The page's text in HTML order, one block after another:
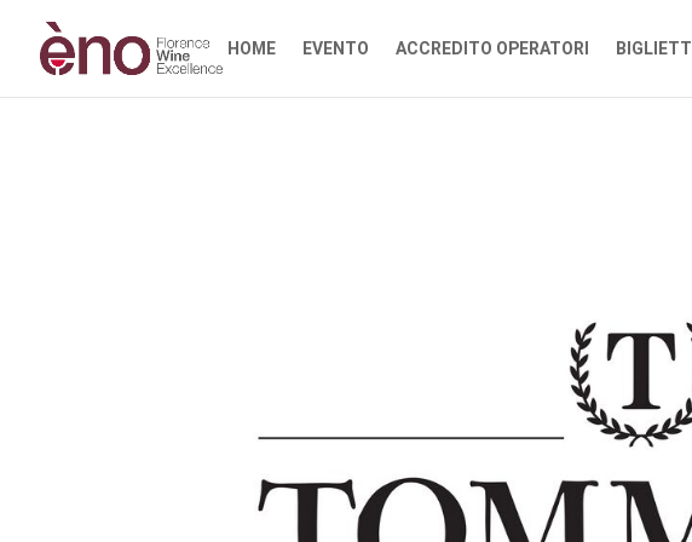
HOME EVENTO ACCREDITO OPERATORI BIGLIETTI